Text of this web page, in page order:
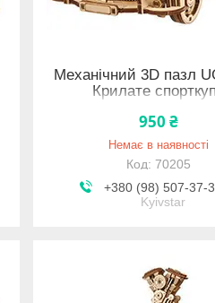
Механічний 3D пазл
Крилате
950 ₴
Немає в наявності
70205
+380 (98) 507-37-
Kyivstar